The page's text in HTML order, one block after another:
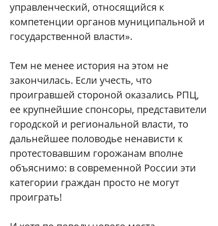
управленческий, относящийся к
компетенции органов муниципальной и
государственной власти».
Тем не менее история на этом не
закончилась. Если учесть, что
проигравшей стороной оказались РПЦ,
ее крупнейшие спонсоры, представители
городской и региональной власти, то
дальнейшее половодье ненависти к
протестовавшим горожанам вполне
объяснимо: в современной России эти
категории граждан просто не могут
проиграть!